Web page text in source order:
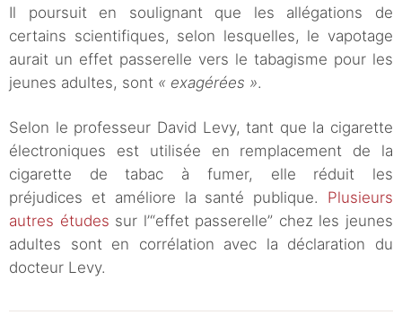
Il poursuit en soulignant que les allégations de
certains scientifiques, selon lesquelles, le vapotage
aurait un effet passerelle vers le tabagisme pour les
jeunes adultes, sont « exagérées ».
Selon le professeur David Levy, tant que la cigarette
électroniques est utilisée en remplacement de la
cigarette de tabac à fumer, elle réduit les
préjudices et améliore la santé publique. Plusieurs
autres études sur l’“effet passerelle” chez les jeunes
adultes sont en corrélation avec la déclaration du
docteur Levy.